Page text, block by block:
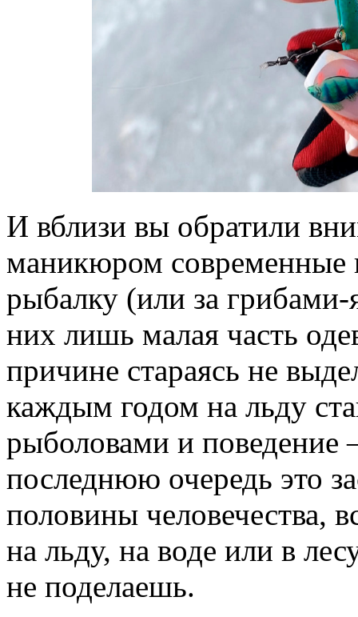
И вблизи вы обратили
маникюром современные
рыбалку (или за
них лишь малая часть
причине стараясь не
каждым годом на льду
рыболовами и поведение
последнюю очередь это
половины человечества,
на льду, на воде или в
не поделаешь.